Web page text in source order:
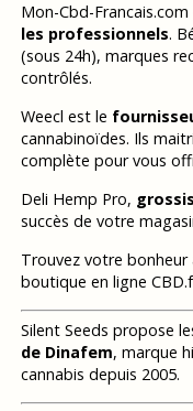
Mon-Cbd-
les professionnels.
(sous 24h), marques
contrôlés.
Weecl est le
cannabinoïdes. Ils
complète pour vous
Deli Hemp Pro,
succès de votre
Trouvez votre bonheur
boutique en ligne
Silent Seeds propose
de Dinafem, marque
cannabis depuis 2005.